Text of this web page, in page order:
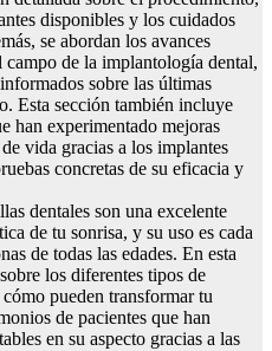
disponibles y los cuidados
se abordan los avances
campo de la implantología dental,
sobre las últimas
Esta sección también incluye
han experimentado mejoras
vida gracias a los implantes
concretas de su eficacia y
dentales son una excelente
de tu sonrisa, y su uso es cada
de todas las edades. En esta
los diferentes tipos de
pueden transformar tu
de pacientes que han
en su aspecto gracias a las